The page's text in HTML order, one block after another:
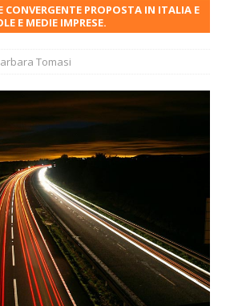
PROPOSTA IN ITALIA E
E MEDIE IMPRESE.
Tomasi